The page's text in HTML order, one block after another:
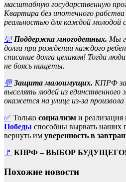
масштабную государственную
Квартира без ипотечного
реальностью для каждой молодой
💬 Поддержка многодетных. Мы
долга при рождении каждого
списание долга целиком! Тогда
не боясь нищеты.
💬 Защита малоимущих. КПРФ
выселять людей из единственного
окажется на улице из-за
✅ Только социализм и
Победы способны вырвать наших
вернуть им уверенность в
🚩 КПРФ – ВЫБОР БУДУЩЕГО!
Похожие новости